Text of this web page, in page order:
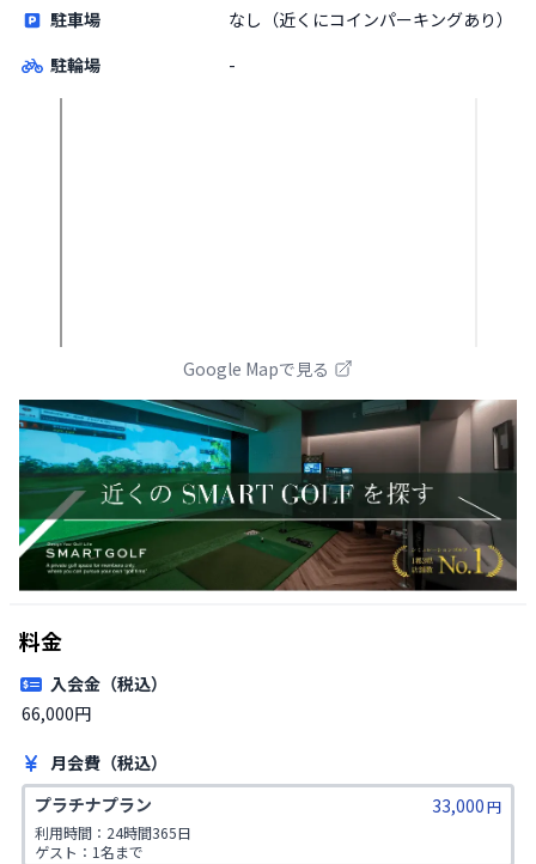
駐車場
なし（近くにコインパーキングあり）
駐輪場
-
Google Mapで見る
料金
入会金（税込）
66,000円
月会費（税込）
プラチナプラン
33,000円
利用時間：24時間365日
ゲスト：1名まで